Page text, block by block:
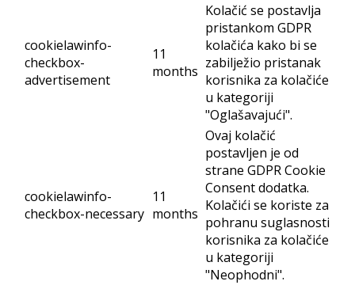
cookielawinfo-
checkbox-
advertisement
11
months
Kolačić se postavlja
pristankom GDPR
kolačića kako bi se
zabilježio pristanak
korisnika za kolačiće
u kategoriji
"Oglašavajući".
cookielawinfo-
checkbox-necessary
11
months
Ovaj kolačić
postavljen je od
strane GDPR Cookie
Consent dodatka.
Kolačići se koriste za
pohranu suglasnosti
korisnika za kolačiće
u kategoriji
"Neophodni".